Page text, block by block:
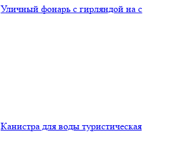
Уличный фонарь с гирляндой на с
Канистра для воды туристическая